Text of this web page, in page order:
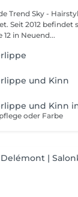
Trend Sky -
Seit 2012 befindet
in Neuend...
und Kinn
und Kinn
oder Farbe